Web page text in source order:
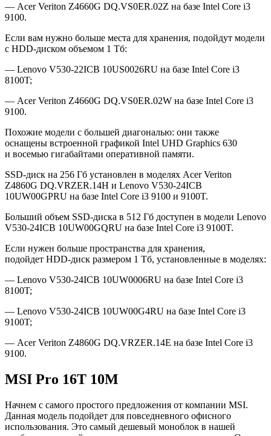
— Acer Veriton Z4660G DQ.VS0ER.02Z на базе Intel Core i3
9100.
Если вам нужно больше места для хранения, подойдут модели
с HDD-диском объемом 1 Тб:
— Lenovo V530-22ICB 10US0026RU на базе Intel Core i3
8100T;
— Acer Veriton Z4660G DQ.VS0ER.02W на базе Intel Core i3
9100.
Похожие модели с большей диагональю: они также
оснащены встроенной графикой Intel UHD Graphics 630
и восемью гигабайтами оперативной памяти.
SSD-диск на 256 Гб установлен в моделях Acer Veriton
Z4860G DQ.VRZER.14H и Lenovo V530-24ICB
10UW00GPRU на базе Intel Core i3 9100 и 9100T.
Больший объем SSD-диска в 512 Гб доступен в модели Lenovo
V530-24ICB 10UW00GQRU на базе Intel Core i3 9100T.
Если нужен больше пространства для хранения,
подойдет HDD-диск размером 1 Тб, установленные в моделях:
— Lenovo V530-24ICB 10UW0006RU на базе Intel Core i3
8100T;
— Lenovo V530-24ICB 10UW00G4RU на базе Intel Core i3
9100T;
— Acer Veriton Z4860G DQ.VRZER.14E на базе Intel Core i3
9100.
MSI Pro 16T 10M
Начнем с самого простого предложения от компании MSI.
Данная модель подойдет для повседневного офисного
использования. Это самый дешевый моноблок в нашей